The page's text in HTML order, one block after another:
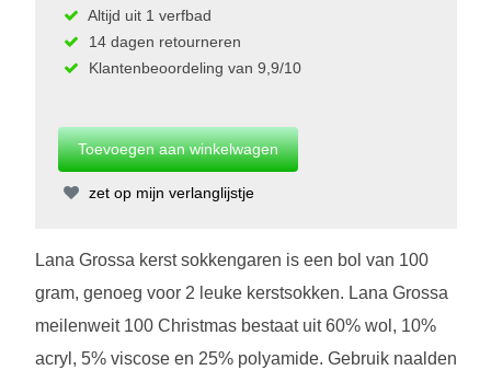
Altijd uit 1 verfbad
14 dagen retourneren
Klantenbeoordeling van 9,9/10
zet op mijn verlanglijstje
Lana Grossa kerst sokkengaren is een bol van 100
gram, genoeg voor 2 leuke kerstsokken. Lana Grossa
meilenweit 100 Christmas bestaat uit 60% wol, 10%
acryl, 5% viscose en 25% polyamide. Gebruik naalden